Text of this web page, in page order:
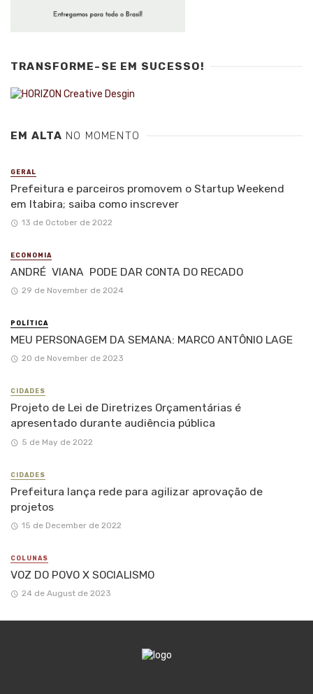
TRANSFORME-SE EM SUCESSO!
EM ALTA NO MOMENTO
GERAL
Prefeitura e parceiros promovem o Startup Weekend
em Itabira; saiba como inscrever
13 de October de 2022
ECONOMIA
ANDRÉ VIANA PODE DAR CONTA DO RECADO
29 de November de 2024
POLÍTICA
MEU PERSONAGEM DA SEMANA: MARCO ANTÔNIO LAGE
20 de November de 2023
CIDADES
Projeto de Lei de Diretrizes Orçamentárias é
apresentado durante audiência pública
5 de May de 2022
CIDADES
Prefeitura lança rede para agilizar aprovação de
projetos
15 de December de 2022
COLUNAS
VOZ DO POVO X SOCIALISMO
24 de August de 2023